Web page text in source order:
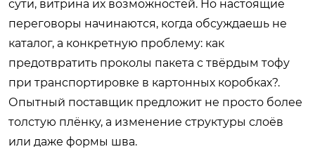
сути, витрина их возможностей. Но настоящие
переговоры начинаются, когда обсуждаешь не
каталог, а конкретную проблему: как
предотвратить проколы пакета с твёрдым тофу
при транспортировке в картонных коробках?.
Опытный поставщик предложит не просто более
толстую плёнку, а изменение структуры слоёв
или даже формы шва.